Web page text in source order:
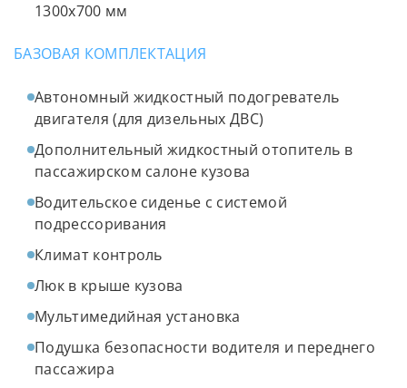
1300х700 мм
БАЗОВАЯ КОМПЛЕКТАЦИЯ
Автономный жидкостный подогреватель
двигателя (для дизельных ДВС)
Дополнительный жидкостный отопитель в
пассажирском салоне кузова
Водительское сиденье с системой
подрессоривания
Климат контроль
Люк в крыше кузова
Мультимедийная установка
Подушка безопасности водителя и переднего
пассажира